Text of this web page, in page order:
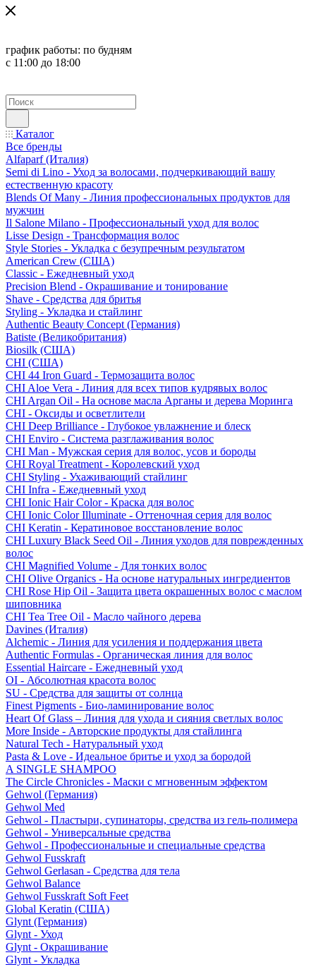
график работы: по будням
с 11:00 до 18:00
Каталог
Все бренды
Alfaparf (Италия)
Semi di Lino - Уход за волосами, подчеркивающий вашу
естественную красоту
Blends Of Many - Линия профессиональных продуктов для
мужчин
Il Salone Milano - Профессиональный уход для волос
Lisse Design - Трансформация волос
Style Stories - Укладка с безупречным результатом
American Crew (США)
Classic - Ежедневный уход
Precision Blend - Окрашивание и тонирование
Shave - Средства для бритья
Styling - Укладка и стайлинг
Authentic Beauty Concept (Германия)
Batiste (Великобритания)
Biosilk (США)
CHI (США)
CHI 44 Iron Guard - Термозащита волос
CHI Aloe Vera - Линия для всех типов кудрявых волос
CHI Argan Oil - На основе масла Арганы и дерева Моринга
CHI - Оксиды и осветлители
CHI Deep Brilliance - Глубокое увлажнение и блеск
CHI Enviro - Система разглаживания волос
CHI Man - Мужская серия для волос, усов и бороды
CHI Royal Treatment - Королевский уход
CHI Styling - Ухаживающий стайлинг
CHI Infra - Ежедневный уход
CHI Ionic Hair Color - Краска для волос
CHI Ionic Color Illuminate - Оттеночная серия для волос
CHI Keratin - Кератиновое восстановление волос
CHI Luxury Black Seed Oil - Линия уходов для поврежденных
волос
CHI Magnified Volume - Для тонких волос
CHI Olive Organics - На основе натуральных ингредиентов
CHI Rose Hip Oil - Защита цвета окрашенных волос с маслом
шиповника
CHI Tea Tree Oil - Масло чайного дерева
Davines (Италия)
Alchemic - Линия для усиления и поддержания цвета
Authentic Formulas - Органическая линия для волос
Essential Haircare - Eжедневный уход
OI - Абсолютная красота волос
SU - Средства для защиты от солнца
Finest Pigments - Био-ламинирование волос
Heart Of Glass – Линия для ухода и сияния светлых волос
More Inside - Авторские продукты для стайлинга
Natural Tech - Натуральный уход
Pasta & Love - Идеальное бритье и уход за бородой
A SINGLE SHAMPOO
The Circle Chronicles - Маски с мгновенным эффектом
Gehwol (Германия)
Gehwol Med
Gehwol - Пластыри, супинаторы, средства из гель-полимера
Gehwol - Универсальные средства
Gehwol - Профессиональные и специальные средства
Gehwol Fusskraft
Gehwol Gerlasan - Средства для тела
Gehwol Balance
Gehwol Fusskraft Soft Feet
Global Keratin (США)
Glynt (Германия)
Glynt - Уход
Glynt - Окрашивание
Glynt - Укладка